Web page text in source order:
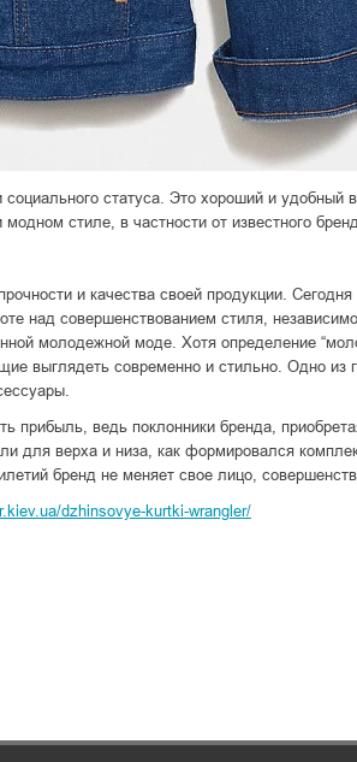
статуса. Это хороший и удобный
стиле, в частности от известного
и качества своей продукции.
над совершенствованием стиля,
молодежной моде. Хотя определение
выглядеть современно и стильно. Одно из
прибыль, ведь поклонники бренда,
для верха и низа, как формировался
бренд не меняет свое лицо,
dzhinsovye-kurtki-wrangler/